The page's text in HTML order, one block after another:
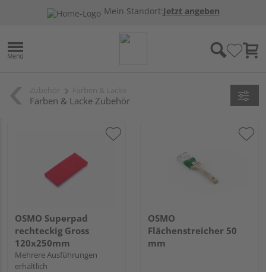
Mein Standort:Jetzt angeben
Farben & Lacke Zubehör
OSMO Superpad
rechteckig Gross
120x250mm
Mehrere Ausführungen
erhältlich
OSMO
Flächenstreicher 50
mm